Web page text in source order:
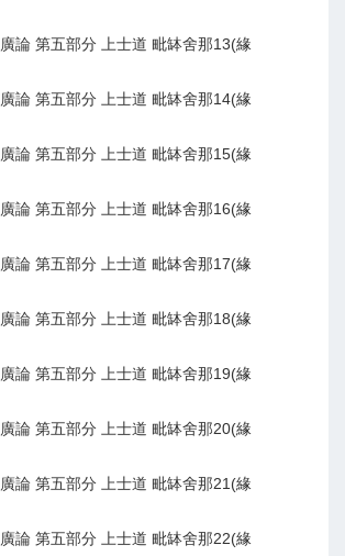
論 第五部分 上士道 毗缽舍那13(緣
論 第五部分 上士道 毗缽舍那14(緣
論 第五部分 上士道 毗缽舍那15(緣
論 第五部分 上士道 毗缽舍那16(緣
論 第五部分 上士道 毗缽舍那17(緣
論 第五部分 上士道 毗缽舍那18(緣
論 第五部分 上士道 毗缽舍那19(緣
論 第五部分 上士道 毗缽舍那20(緣
論 第五部分 上士道 毗缽舍那21(緣
論 第五部分 上士道 毗缽舍那22(緣